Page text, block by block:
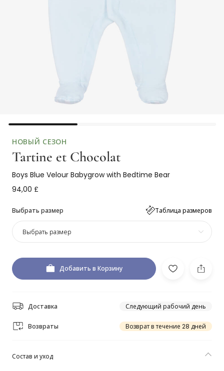
НОВЫЙ СЕЗОН
Tartine et Chocolat
Boys Blue Velour Babygrow with Bedtime Bear
94,00 £
Выбрать размер Таблица размеров
Выбрать размер
Добавить в Корзину
Доставка Следующий рабочий день
Возвраты Возврат в течение 28 дней
Состав и уход